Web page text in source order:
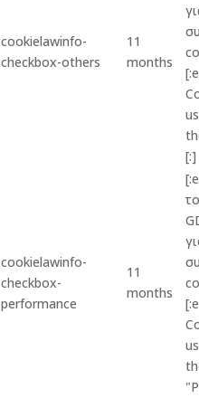
cookielawinfo-
checkbox-others
11
months
[:]
cookielawinfo-
checkbox-
performance
11
months